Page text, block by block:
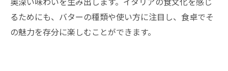
イタリアン料理での発酵・非発酵バターの
使い分け
るためにも、バターの種類や使い方に注目し、食卓でそ
の魅力を存分に楽しむことができます。